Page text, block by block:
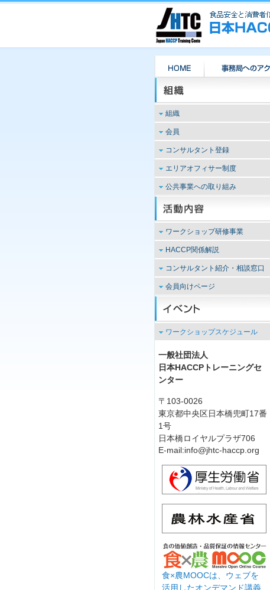
組織
設立の趣旨
活動方針
活動の内容
沿革
役員
組織
予算書・決算書
パンフレットダウンロード
個人情報保護
会員
JHTC会員とは
リード・インストラクタ
ー
上級コーディネーター
コーディネーター
会員登録のご案内
登録者名簿
コンサルタント登録
コンサルティングファーム（登
録および紹介）は現在休止中で
す。
エリアオフィサー制度
エリアオフィサー制度は現在停
止中です。
公共事業への取り組み
公共事業への取り組みは現在休
止中です。
ワークショップ研修事業
コーディネーターワークシ
ョップ
上級コーディネーターワー
クショップ
リード・インストラクター
養成コース
アー等
訪問型研修
キャンセルポリシー
HACCP関係解説
用語解説
HACCP解説
関連解説
翻訳文献
コンサルタント紹介・相談窓口
コンサルタント紹介・相談窓口
は現在休止中です。
会員向けページ
フォローアップセミナー
ツールBOX
会員登録・更新など
JHTC会員登録・変更書式ダ
ウンロード
ワークショップスケジュール
一般社団法人
日本HACCPトレーニングセ
ンター
〒103-0026
東京都中央区日本橋兜町17番
1号
日本橋ロイヤルプラザ706
E-mail:info@jhtc-haccp.org
食×農MOOCは、ウェブを
活用したオンデマンド講義